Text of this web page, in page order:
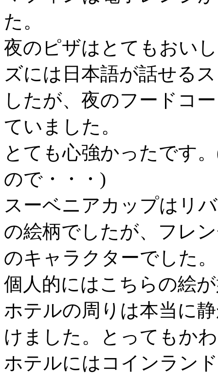
た。
夜のピザはとてもおい
ズには日本語が話せる
したが、夜のフードコ
ていました。
とても心強かったです
ので・・・)
スーベニアカップはリ
の絵柄でしたが、フレ
のキャラクターでした。
個人的にはこちらの絵
ホテルの周りは本当に
けました。とってもか
ホテルにはコインラン